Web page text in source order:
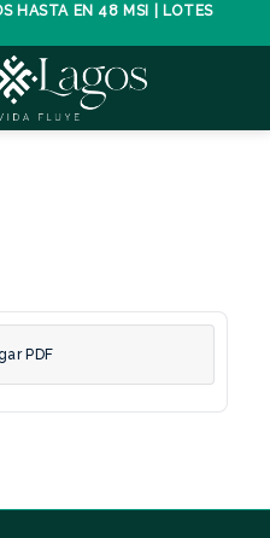
HASTA EN 48 MSI | LOTES
PDF